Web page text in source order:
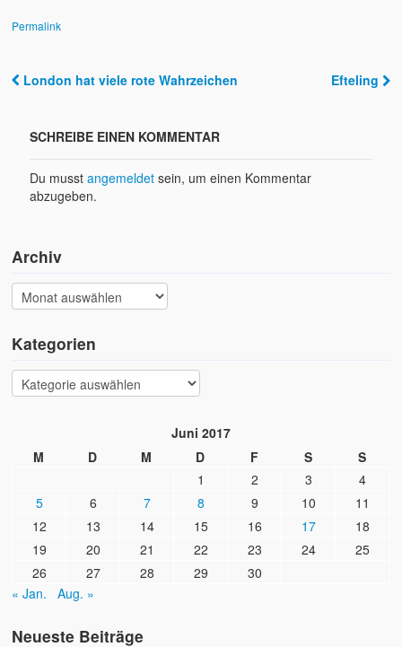
Permalink
London hat viele rote Wahrzeichen Efteling
SCHREIBE EINEN KOMMENTAR
Du musstangemeldet sein, um einen Kommentar
abzugeben.
Archiv
Kategorien
Juni 2017
M
D M D F S
S
1
2 3
4
5
6 7 8 9 10
11
12
13 14 15 16 17
18
19
20 21 22 23 24
25
26
27 28 29
30
« Jan.
Aug. »
Neueste Beiträge